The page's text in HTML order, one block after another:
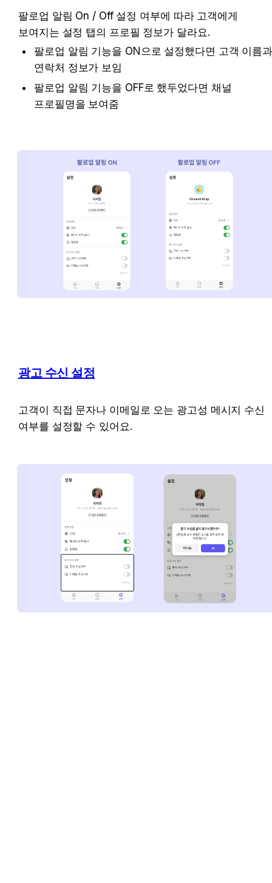
팔로업 알림 On / Off 설정 여부에 따라 고객에게
보여지는 설정 탭의 프로필 정보가 달라요.
팔로업 알림 기능을 ON으로 설정했다면 고객 이름
연락처 정보가 보임
팔로업 알림 기능을 OFF로 했두었다면 채널
프로필명을 보여줌
광고 수신 설정
고객이 직접 문자나 이메일로 오는 광고성 메시지 수신
여부를 설정할 수 있어요.